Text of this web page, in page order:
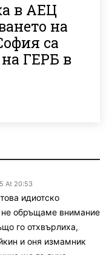
в АЕЦ
на
са
ГЕРБ в
At 20:53
идиотско
обръщаме внимание
го отхвърлиха,
и оня измамник